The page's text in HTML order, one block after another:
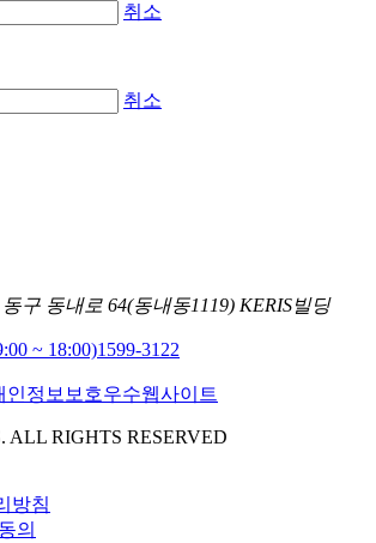
취소
취소
구 동내로 64(동내동1119) KERIS빌딩
~ 18:00)1599-3122
ALL RIGHTS RESERVED
방침
의